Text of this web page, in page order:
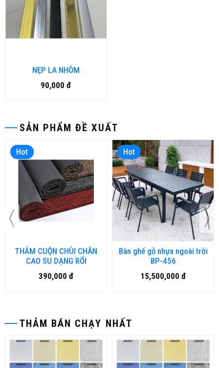
SẢN PHẨM ĐỀ XUẤT
Hot
THẢM CUỘN CHÙI CHÂN
CAO SU DẠNG RỐI
390,000 đ
Hot
Bàn ghế gỗ nhựa ngoài trời
BP-456
15,500,000 đ
THẢM BÁN CHẠY NHẤT
NẸP LA NHÔM
90,000 đ